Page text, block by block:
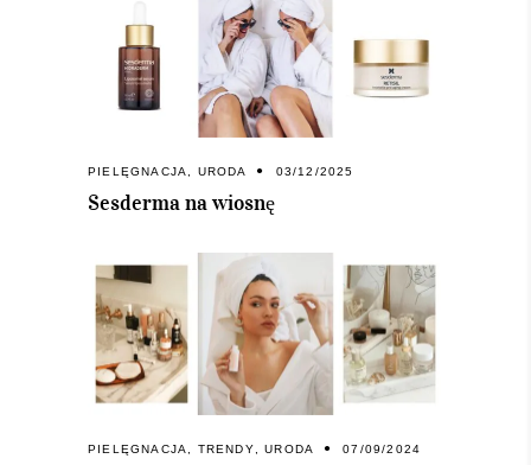
PIELĘGNACJA URODA 03/12/2025
Sesderma na wiosnę
PIELĘGNACJA, TRENDY,URODA 07/09/2024